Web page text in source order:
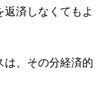
済しなくてもよ
は、その分経済的